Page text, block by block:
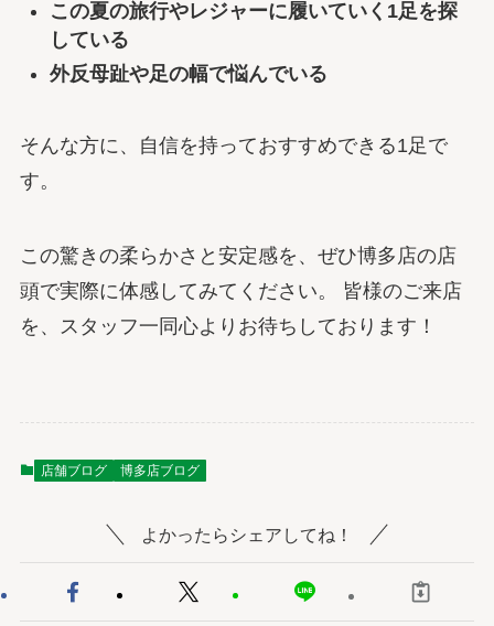
この夏の旅行やレジャーに履いていく1足を探
している
外反母趾や足の幅で悩んでいる
そんな方に、自信を持っておすすめできる1足で
す。
この驚きの柔らかさと安定感を、ぜひ博多店の店
頭で実際に体感してみてください。 皆様のご来店
を、スタッフ一同心よりお待ちしております！
店舗ブログ 博多店ブログ
よかったらシェアしてね！